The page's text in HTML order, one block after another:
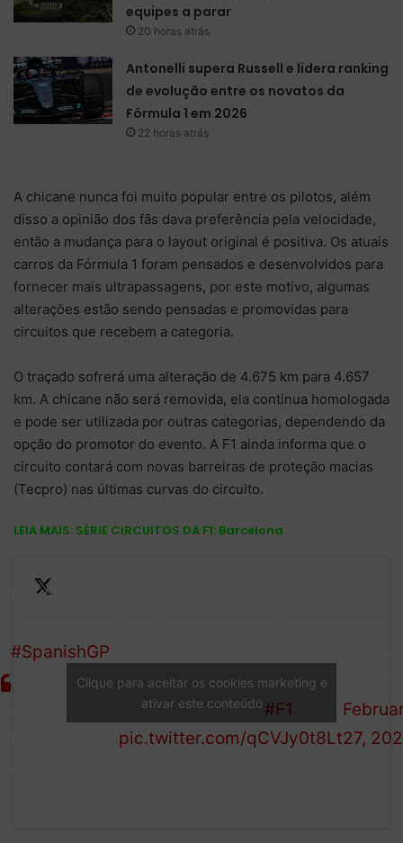
equipes a parar
20 horas atrás
Antonelli supera Russell e lidera ranking
de evolução entre os novatos da
Fórmula 1 em 2026
22 horas atrás
A chicane nunca foi muito popular entre os pilotos, além
disso a opinião dos fãs dava preferência pela velocidade,
então a mudança para o layout original é positiva. Os atuais
carros da Fórmula 1 foram pensados e desenvolvidos para
fornecer mais ultrapassagens, por este motivo, algumas
alterações estão sendo pensadas e promovidas para
circuitos que recebem a categoria.
O traçado sofrerá uma alteração de 4.675 km para 4.657
km. A chicane não será removida, ela continua homologada
e pode ser utilizada por outras categorias, dependendo da
opção do promotor do evento. A F1 ainda informa que o
circuito contará com novas barreiras de proteção macias
(Tecpro) nas últimas curvas do circuito.
LEIA MAIS: SÉRIE CIRCUITOS DA F1: Barcelona
BREAKING:
#SpanishGP
will be
circuit to its original last
two corner layout!#F1
pic.twitter.com/qCVJy0t8Lt27,
Clique para aceitar os cookies marketing e
ativar este conteúdo